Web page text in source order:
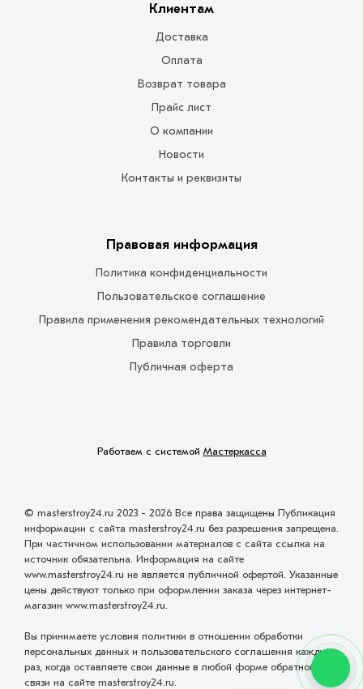
Клиентам
Доставка
Оплата
Возврат товара
Прайс лист
О компании
Новости
Контакты и реквизиты
Правовая информация
Политика конфиденциальности
Пользовательское соглашение
Правила применения рекомендательных технологий
Правила торговли
Публичная оферта
Работаем с системой Мастеркасса
© masterstroy24.ru 2023 - 2026 Все права защищены Публикация
информации с сайта masterstroy24.ru без разрешения запрещена.
При частичном использовании материалов с сайта ссылка на
источник обязательна. Информация на сайте
www.masterstroy24.ru не является публичной офертой. Указанные
цены действуют только при оформлении заказа через интернет-
магазин www.masterstroy24.ru.
Вы принимаете условия политики в отношении обработки
персональных данных и пользовательского соглашения каждый
раз, когда оставляете свои данные в любой форме обратной
связи на сайте masterstroy24.ru.